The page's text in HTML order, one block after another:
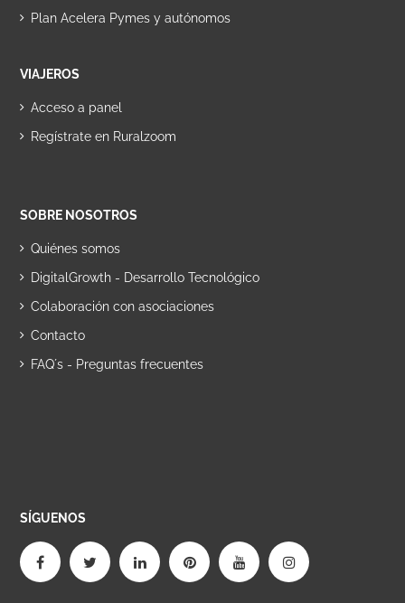
Plan Acelera Pymes y autónomos
VIAJEROS
Acceso a panel
Regístrate en Ruralzoom
SOBRE NOSOTROS
Quiénes somos
DigitalGrowth - Desarrollo Tecnológico
Colaboración con asociaciones
Contacto
FAQ´s - Preguntas frecuentes
SÍGUENOS